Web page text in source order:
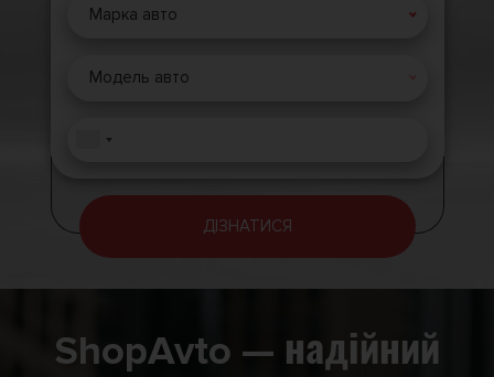
Марка авто
Модель авто
ДІЗНАТИСЯ
ShopAvto — надійний